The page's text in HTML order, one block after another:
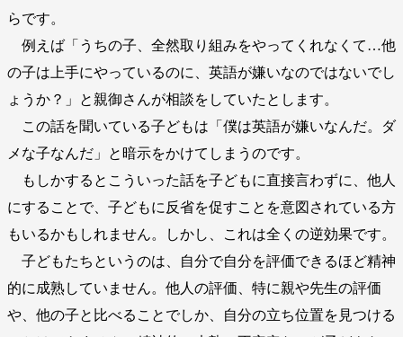
らです。
例えば「うちの子、全然取り組みをやってくれなくて…他
の子は上手にやっているのに、英語が嫌いなのではないでし
ょうか？」と親御さんが相談をしていたとします。
この話を聞いている子どもは「僕は英語が嫌いなんだ。ダ
メな子なんだ」と暗示をかけてしまうのです。
もしかするとこういった話を子どもに直接言わずに、他人
にすることで、子どもに反省を促すことを意図されている方
もいるかもしれません。しかし、これは全くの逆効果です。
子どもたちというのは、自分で自分を評価できるほど精神
的に成熟していません。他人の評価、特に親や先生の評価
や、他の子と比べることでしか、自分の立ち位置を見つける